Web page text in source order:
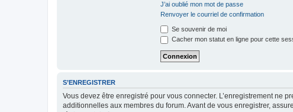
J’ai oublié mon mot de passe
Renvoyer le courriel de confirmation
Se souvenir de moi
Cacher mon statut en ligne pour cette
S’ENREGISTRER
Vous devez être enregistré pour vous connecter. L’enregistrement ne
additionnelles aux membres du forum. Avant de vous enregistrer,